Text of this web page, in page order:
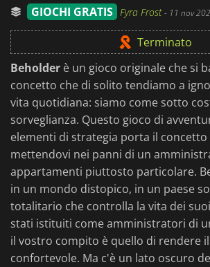
GIOCHI GRATIS Fyra Frost- 11 nov
Terminato
Beholder è un gioco originale che si
concetto che di solito tendiamo a
vita quotidiana: siamo come sotto
sorveglianza. Questo gioco di
elementi di strategia porta il
mettendovi nei panni di un
appartamenti piuttosto particolare.
in un mondo distopico, in un paese
totalitario che controlla la vita dei
stati istituiti come amministratori di
il vostro compito è quello di rendere
confortevole. Ma c'è un lato oscuro